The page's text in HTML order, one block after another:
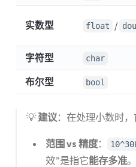
实数型 float /
字符型 char
布尔型 bool
💡建议：在处理小数时
范围 vs 精度：
效”是指它能存多准。